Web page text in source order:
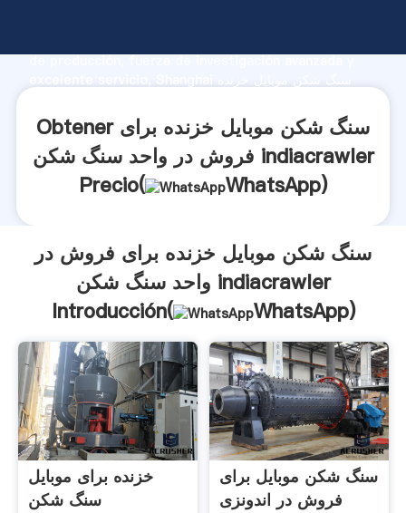
de producción, fuerza de investigación avanzada y
crea el valor y aporta valores a todos los clientes.
Obtener سنگ شکن موبایل خزنده برای
فروش در واحد سنگ شکن indiacrawler
Precio(
WhatsApp)
سنگ شکن موبایل خزنده برای فروش در
واحد سنگ شکن indiacrawler
Introducción(
WhatsApp)
خزنده برای موبایل
سنگ شکن
سنگ شکن موبایل برای
فروش در اندونزی